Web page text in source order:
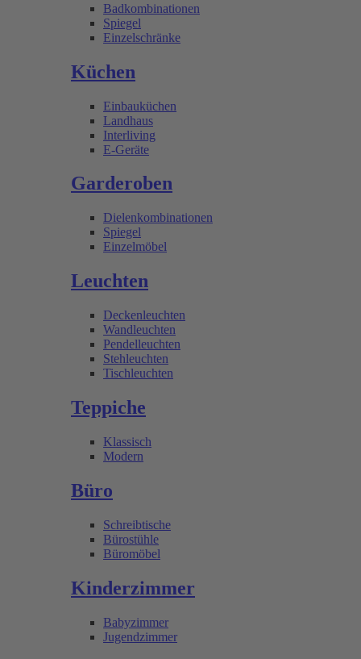
Badkombinationen
Spiegel
Einzelschränke
Küchen
Einbauküchen
Landhaus
Interliving
E-Geräte
Garderoben
Dielenkombinationen
Spiegel
Einzelmöbel
Leuchten
Deckenleuchten
Wandleuchten
Pendelleuchten
Stehleuchten
Tischleuchten
Teppiche
Klassisch
Modern
Büro
Schreibtische
Bürostühle
Büromöbel
Kinderzimmer
Babyzimmer
Jugendzimmer